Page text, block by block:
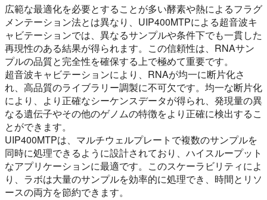
広範な最適化を必要とすることが多い酵素や熱によるフラグ
メンテーション法とは異なり、UIP400MTPによる超音波キ
ャビテーションでは、異なるサンプルや条件下でも一貫した
再現性のある結果が得られます。この信頼性は、RNAサン
プルの品質と完全性を確保する上で極めて重要です。
超音波キャビテーションにより、RNAが均一に断片化さ
れ、高品質のライブラリー調製に不可欠です。均一な断片化
により、より正確なシーケンスデータが得られ、発現量の異
なる遺伝子やその他のゲノムの特徴をより正確に検出するこ
とができます。
UIP400MTPは、マルチウェルプレートで複数のサンプルを
同時に処理できるように設計されており、ハイスループット
なアプリケーションに最適です。このスケーラビリティによ
り、ラボは大量のサンプルを効率的に処理でき、時間とリソ
ースの両方を節約できます。